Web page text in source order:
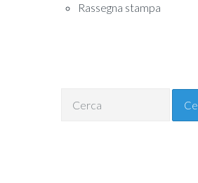
Rassegna stampa